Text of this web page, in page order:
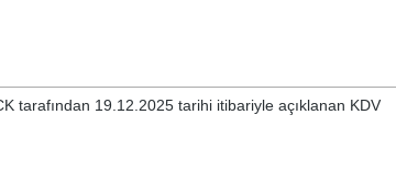
tarafından 19.12.2025 tarihi itibariyle açıklanan KDV